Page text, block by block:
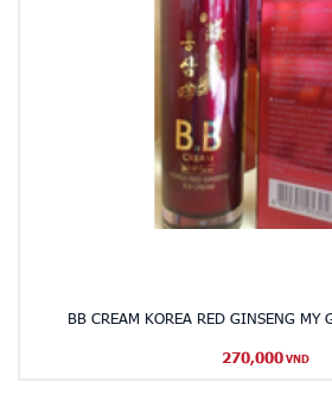
BB CREAM KOREA RED GINSENG MY
270,000 VND